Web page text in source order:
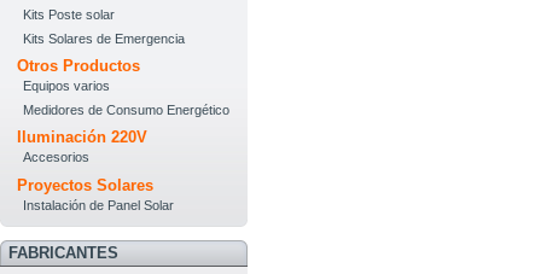
Kits Poste solar
Kits Solares de Emergencia
Otros Productos
Equipos varios
Medidores de Consumo Energético
Iluminación 220V
Accesorios
Proyectos Solares
Instalación de Panel Solar
FABRICANTES